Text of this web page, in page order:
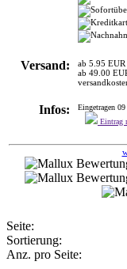
Versand:
ab 5.95 EUR
ab 49.00
Infos:
Eingetragen
Eintrag
Seite:
Sortierung:
Anz. pro Seite: